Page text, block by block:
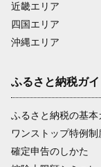
近畿エリア
四国エリア
沖縄エリア
ふるさと納税ガイ
ふるさと納税の基本
ワンストップ特例制
確定申告のしかた